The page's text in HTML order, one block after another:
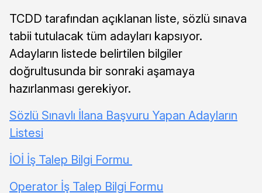
TCDD tarafından açıklanan liste, sözlü sınava
tabii tutulacak tüm adayları kapsıyor.
Adayların listede belirtilen bilgiler
doğrultusunda bir sonraki aşamaya
hazırlanması gerekiyor.
Sözlü Sınavlı İlana Başvuru Yapan Adayların
Listesi
İOİ İş Talep Bilgi Formu
Operator İş Talep Bilgi Formu